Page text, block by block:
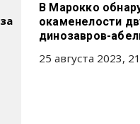
В Марокко
окаменелости
динозавров-
25 августа 2023,